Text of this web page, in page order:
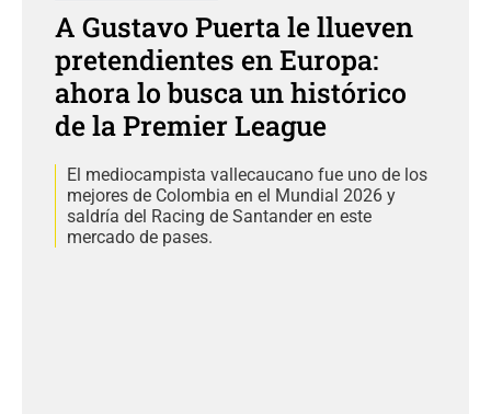
A Gustavo Puerta le llueven
pretendientes en Europa:
ahora lo busca un histórico
de la Premier League
El mediocampista vallecaucano fue uno de los
mejores de Colombia en el Mundial 2026 y
saldría del Racing de Santander en este
mercado de pases.